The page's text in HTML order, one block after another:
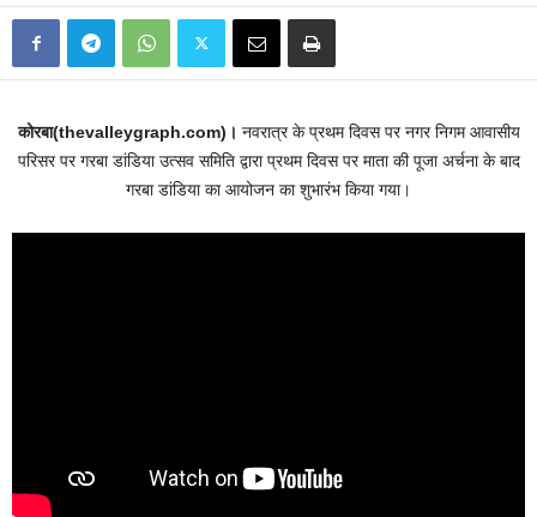
कोरबा(thevalleygraph.com)। नवरात्र के प्रथम दिवस पर नगर निगम आवासीय
परिसर पर गरबा डांडिया उत्सव समिति द्वारा प्रथम दिवस पर माता की पूजा अर्चना के बाद
गरबा डांडिया का आयोजन का शुभारंभ किया गया।